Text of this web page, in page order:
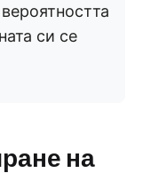
си се
на